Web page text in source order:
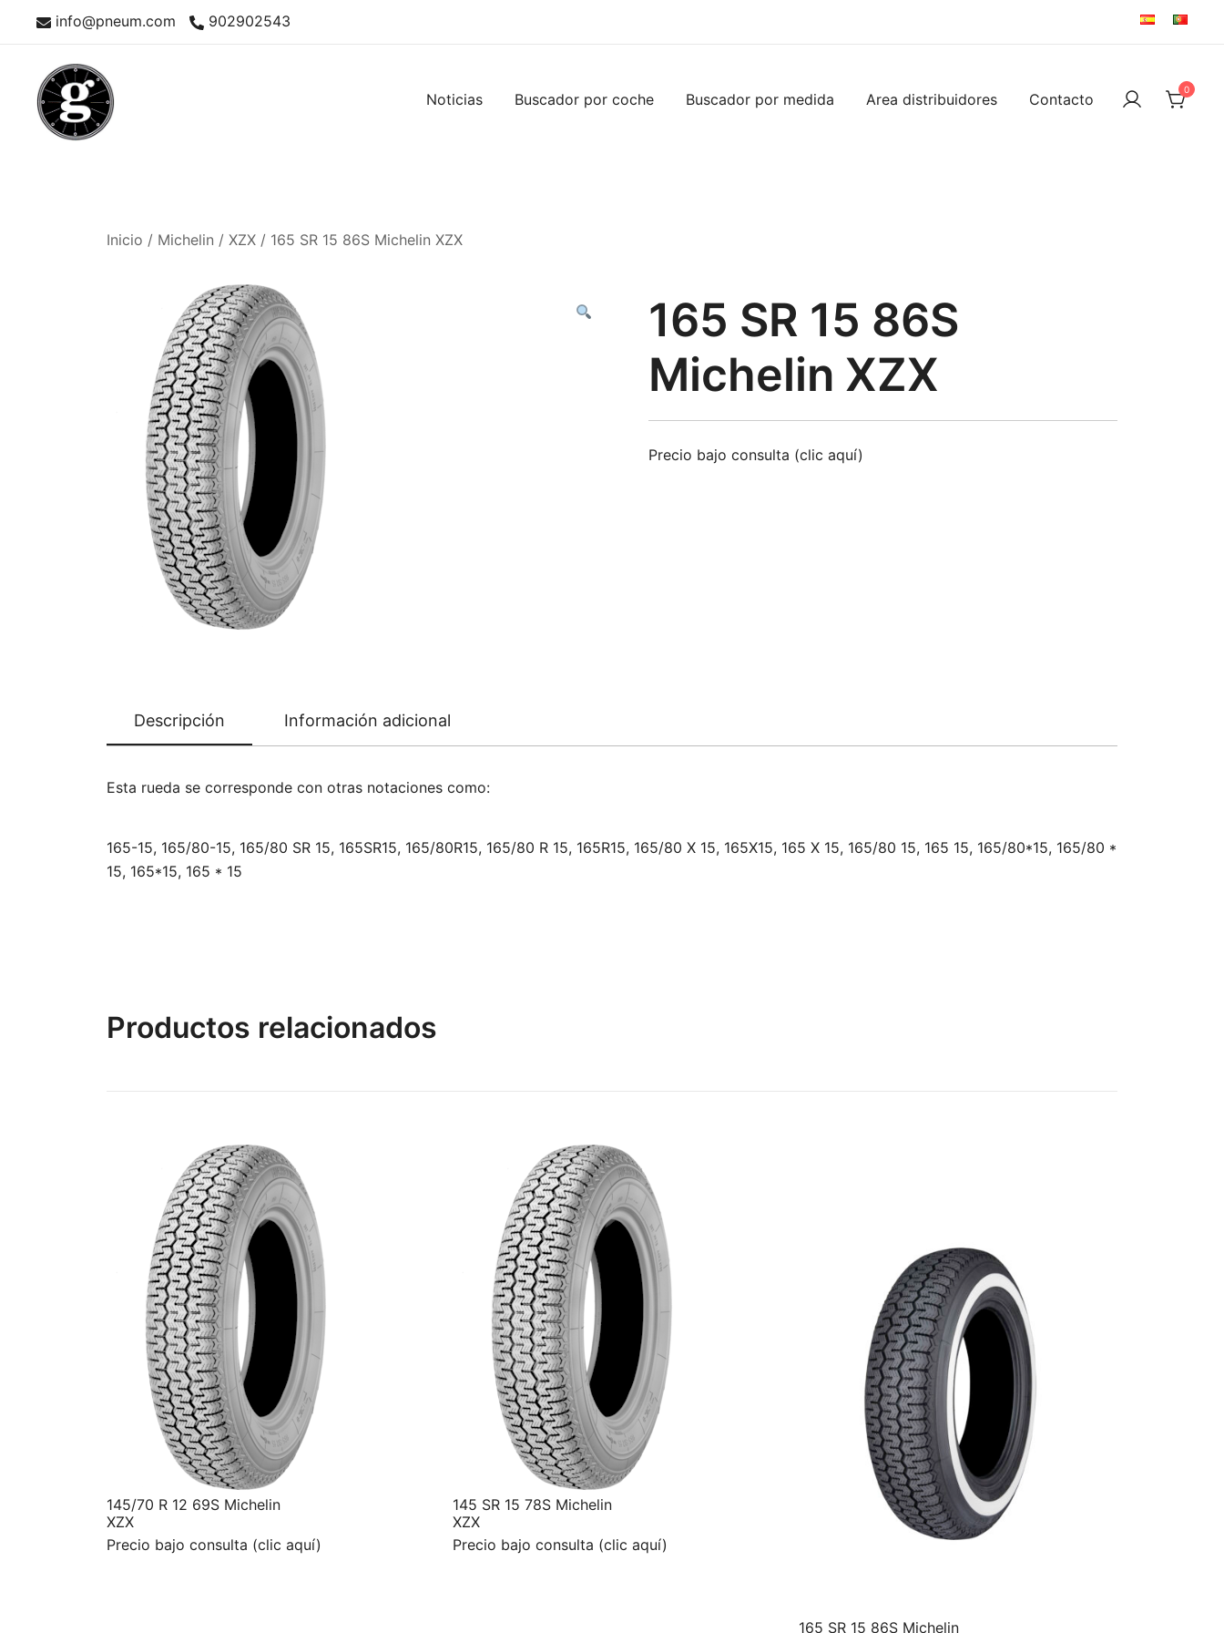
info@pneum.com 902902543
Noticias Buscador por coche Buscador por medida Area distribuidores Contacto
0
Inicio / Michelin / XZX / 165 SR 15 86S Michelin XZX
165 SR 15 86S
Michelin XZX
Precio bajo consulta (clic aquí)
Descripción Información adicional
Esta rueda se corresponde con otras notaciones como:
165-15, 165/80-15, 165/80 SR 15, 165SR15, 165/80R15, 165/80 R 15, 165R15, 165/80 X 15, 165X15, 165 X 15, 165/80 15, 165 15, 165/80*15, 165/80 *
15, 165*15, 165 * 15
Productos relacionados
145/70 R 12 69S Michelin
XZX
Precio bajo consulta (clic aquí)
145 SR 15 78S Michelin
XZX
Precio bajo consulta (clic aquí)
165 SR 15 86S Michelin